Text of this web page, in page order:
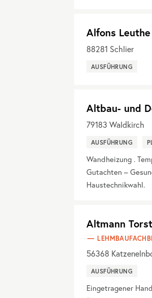
Alfons
88281 Schlier
AUSFÜHRUNG
Altbau- und
79183 Waldkirch
AUSFÜHRUNG
Wandheizung .
Gutachten –
Haustechnikwahl.
Altmann
56368
AUSFÜHRUNG
Eingetragener